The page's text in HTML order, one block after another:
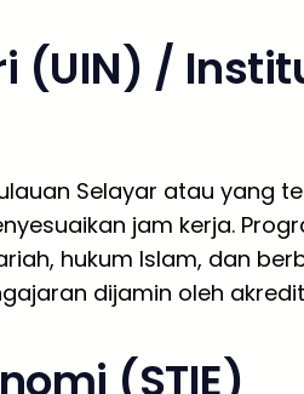
(UIN) /
Selayar atau yang
jam kerja.
hukum Islam, dan
dijamin oleh
(STIE)